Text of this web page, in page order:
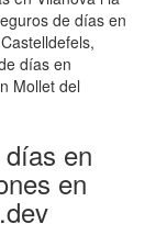
de días en
días en
Mollet del
en
en